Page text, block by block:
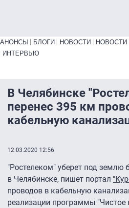
Primary links bottom
АНОНСЫ БЛОГИ НОВОСТИ НОВОСТИ
ИНТЕРВЬЮ
В Челябинске
перенес 395 км
кабельную
12.03.2020 12:56
"Ростелеком" уберет под землю
в Челябинске, пишет портал
проводов в кабельную
реализации программы "Чистое